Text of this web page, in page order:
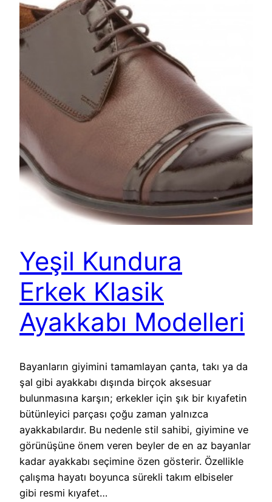
Yeşil Kundura
Erkek Klasik
Ayakkabı Modelleri
Bayanların giyimini tamamlayan çanta, takı ya da
şal gibi ayakkabı dışında birçok aksesuar
bulunmasına karşın; erkekler için şık bir kıyafetin
bütünleyici parçası çoğu zaman yalnızca
ayakkabılardır. Bu nedenle stil sahibi, giyimine ve
görünüşüne önem veren beyler de en az bayanlar
kadar ayakkabı seçimine özen gösterir. Özellikle
çalışma hayatı boyunca sürekli takım elbiseler
gibi resmi kıyafet…